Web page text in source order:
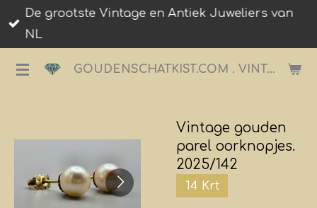
Ga
direct
de
GOUDENSCHATKIST.COM . VINTAGE JUWELIER.
De grootste Vintage en Antiek Juweliers van
NL
Vintage gouden
parel oorknopjes.
2025/142
14 Krt